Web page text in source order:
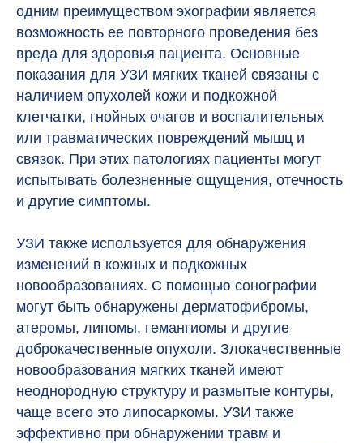
одним преимуществом эхографии является
возможность ее повторного проведения без
вреда для здоровья пациента. Основные
показания для УЗИ мягких тканей связаны с
наличием опухолей кожи и подкожной
клетчатки, гнойных очагов и воспалительных
или травматических повреждений мышц и
связок. При этих патологиях пациенты могут
испытывать болезненные ощущения, отечность
и другие симптомы.
УЗИ также используется для обнаружения
изменений в кожных и подкожных
новообразованиях. С помощью сонографии
могут быть обнаружены дерматофибромы,
атеромы, липомы, гемангиомы и другие
доброкачественные опухоли. Злокачественные
новообразования мягких тканей имеют
неоднородную структуру и размытые контуры,
чаще всего это липосаркомы. УЗИ также
эффективно при обнаружении травм и